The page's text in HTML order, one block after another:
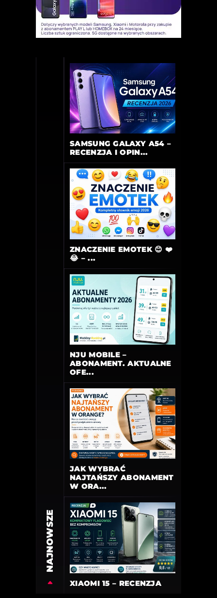
NAJNOWSZE
SAMSUNG GALAXY A54 –
RECENZJA I OPIN...
ZNACZENIE EMOTEK 😊 ❤️
😂 – ...
NJU MOBILE –
ABONAMENT. AKTUALNE
OFE...
JAK WYBRAĆ
NAJTAŃSZY ABONAMENT
W ORA...
XIAOMI 15 – RECENZJA